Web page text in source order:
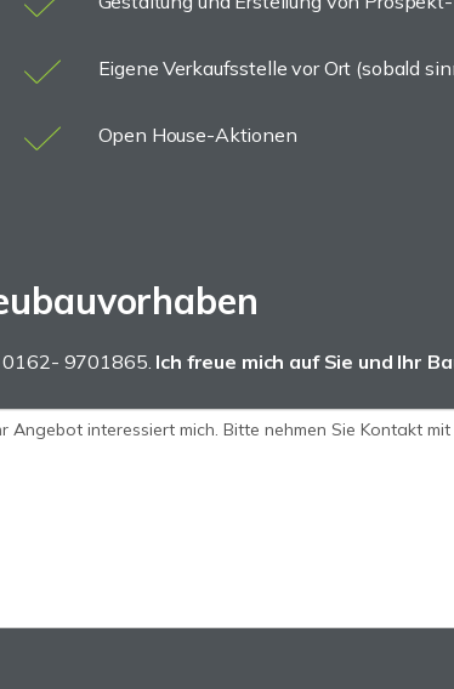
Eigene Verkaufsstelle vor Ort (sobald
Open House-Aktionen
0162- 9701865. Ich freue mich auf Sie und Ihr